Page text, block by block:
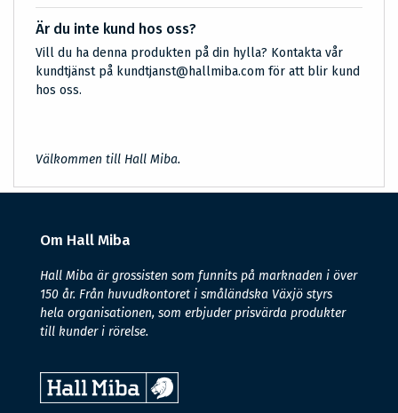
Är du inte kund hos oss?
Vill du ha denna produkten på din hylla? Kontakta vår
kundtjänst på kundtjanst@hallmiba.com för att blir kund
hos oss.
Välkommen till Hall Miba.
Om Hall Miba
Hall Miba är grossisten som funnits på marknaden i över
150 år. Från huvudkontoret i småländska Växjö styrs
hela organisationen, som erbjuder prisvärda produkter
till kunder i rörelse.